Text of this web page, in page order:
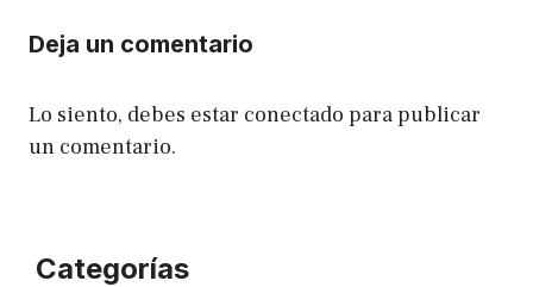
Deja un comentario
Lo siento, debes estar conectado para publicar
un comentario.
Categorías